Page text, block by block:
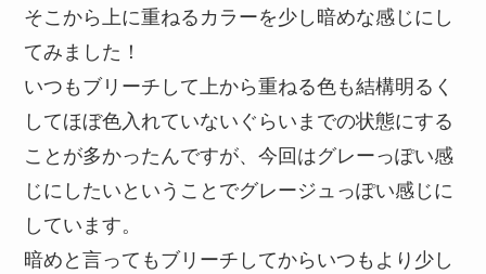
そこから上に重ねるカラーを少し暗めな感じにし
てみました！
いつもブリーチして上から重ねる色も結構明るく
してほぼ色入れていないぐらいまでの状態にする
ことが多かったんですが、今回はグレーっぽい感
じにしたいということでグレージュっぽい感じに
しています。
暗めと言ってもブリーチしてからいつもより少し